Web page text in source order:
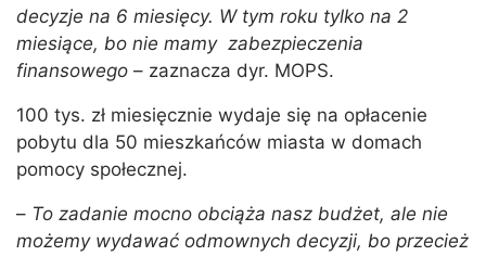
decyzje na 6 miesięcy. W tym roku tylko na 2
miesiące, bo nie mamy zabezpieczenia
finansowego – zaznacza dyr. MOPS.
100 tys. zł miesięcznie wydaje się na opłacenie
pobytu dla 50 mieszkańców miasta w domach
pomocy społecznej.
– To zadanie mocno obciąża nasz budżet, ale nie
możemy wydawać odmownych decyzji, bo przecież